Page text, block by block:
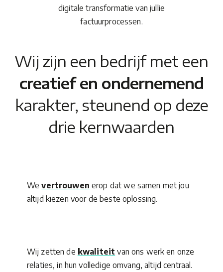
digitale transformatie van jullie
factuurprocessen.
Wij zijn een bedrijf met een
creatief en ondernemend
karakter, steunend op deze
drie kernwaarden
Wevertrouwen erop dat we samen met jou
altijd kiezen voor de beste oplossing.
Wij zetten de kwaliteit van ons werk en onze
relaties, in hun volledige omvang, altijd centraal.